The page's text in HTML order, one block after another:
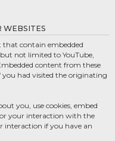
WEBSITES
that contain embedded
not limited to YouTube,
content from these
you had visited the originating
you, use cookies, embed
your interaction with the
interaction if you have an